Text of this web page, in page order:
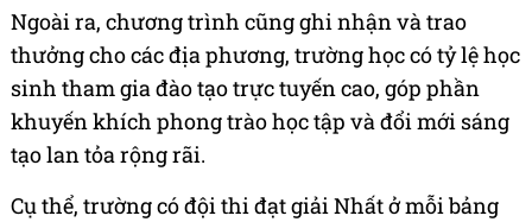
Ngoài ra, chương trình cũng ghi nhận và trao
thưởng cho các địa phương, trường học có tỷ lệ học
sinh tham gia đào tạo trực tuyến cao, góp phần
khuyến khích phong trào học tập và đổi mới sáng
tạo lan tỏa rộng rãi.
Cụ thể, trường có đội thi đạt giải Nhất ở mỗi bảng